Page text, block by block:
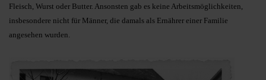
Fleisch, Wurst oder Butter. Ansonsten gab es keine Arbeitsmöglichkeiten,
insbesondere nicht für Männer, die damals als Ernährer einer Familie
angesehen wurden.